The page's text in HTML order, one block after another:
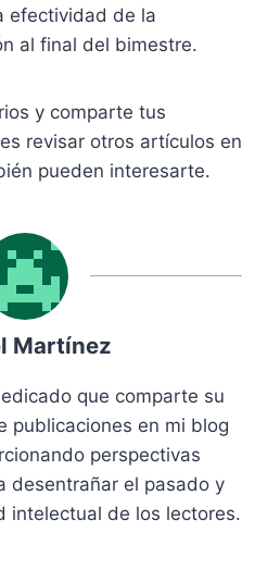
efectividad de la
al final del bimestre.
y comparte tus
revisar otros artículos en
pueden interesarte.
Martínez
que comparte su
publicaciones en mi blog
perspectivas
desentrañar el pasado y
intelectual de los lectores.